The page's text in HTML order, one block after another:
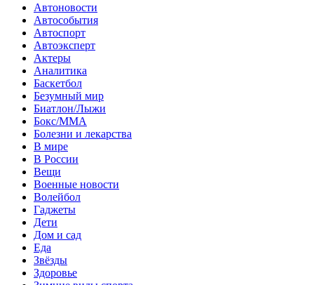
Автоновости
Автособытия
Автоспорт
Автоэксперт
Актеры
Аналитика
Баскетбол
Безумный мир
Биатлон/Лыжи
Бокс/MMA
Болезни и лекарства
В мире
В России
Вещи
Военные новости
Волейбол
Гаджеты
Дети
Дом и сад
Еда
Звёзды
Здоровье